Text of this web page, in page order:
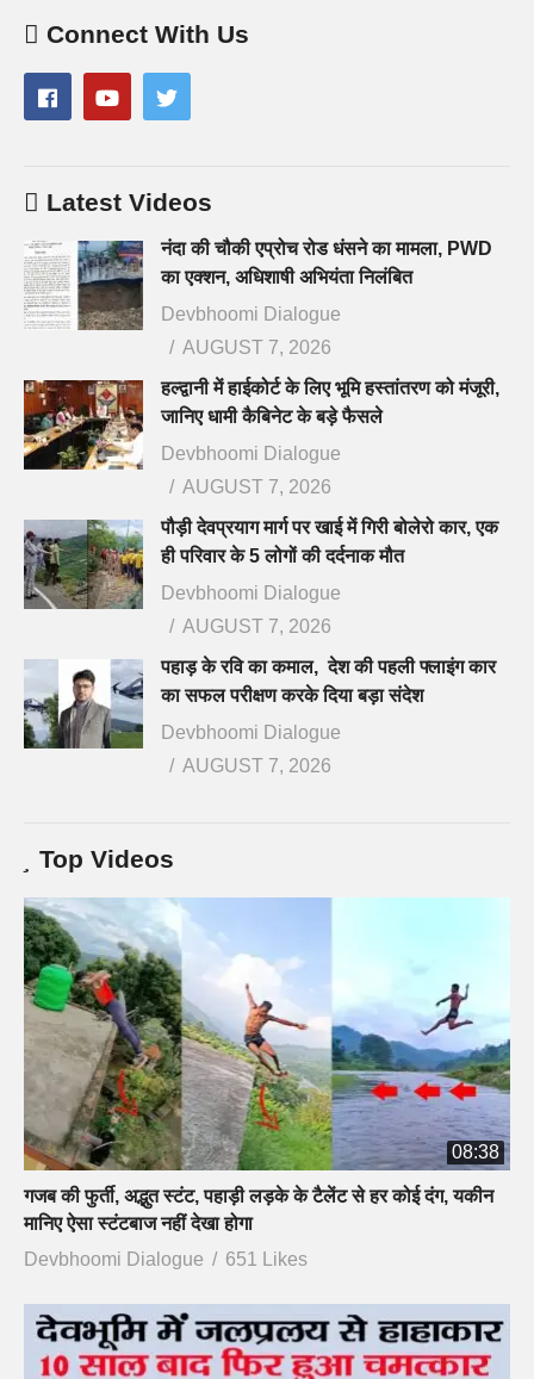
Connect With Us
Latest Videos
नंदा की चौकी एप्रोच रोड धंसने का मामला, PWD
का एक्शन, अधिशाषी अभियंता निलंबित
Devbhoomi Dialogue
AUGUST 7, 2026
हल्द्वानी में हाईकोर्ट के लिए भूमि हस्तांतरण को मंजूरी,
जानिए धामी कैबिनेट के बड़े फैसले
Devbhoomi Dialogue
AUGUST 7, 2026
पौड़ी देवप्रयाग मार्ग पर खाई में गिरी बोलेरो कार, एक
ही परिवार के 5 लोगों की दर्दनाक मौत
Devbhoomi Dialogue
AUGUST 7, 2026
पहाड़ के रवि का कमाल, देश की पहली फ्लाइंग कार
का सफल परीक्षण करके दिया बड़ा संदेश
Devbhoomi Dialogue
AUGUST 7, 2026
Top Videos
08:38
गजब की फुर्ती, अद्भुत स्टंट, पहाड़ी लड़के के टैलेंट से हर कोई दंग, यकीन
मानिए ऐसा स्टंटबाज नहीं देखा होगा
Devbhoomi Dialogue
651 Likes